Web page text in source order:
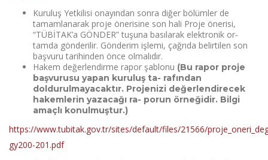
Kuruluş Yetkilisi onayından sonra diğer bölümler de
tamamlanarak proje önerisine son hali Proje önerisi,
“TÜBİTAK’a GÖNDER” tuşuna basılarak elektronik or‐
tamda gönderilir. Gönderim işlemi, çağrıda belirtilen son
başvuru tarihinden önce olmalıdır.
Hakem değerlendirme rapor şablonu (Bu rapor proje
başvurusu yapan kuruluş ta- rafından
doldurulmayacaktır. Projenizi değerlendirecek
hakemlerin yazacağı ra- porun örneğidir. Bilgi
amaçlı konulmuştur.)
https://www.tubitak.gov.tr/sites/default/files/21566/
gy200-201.pdf